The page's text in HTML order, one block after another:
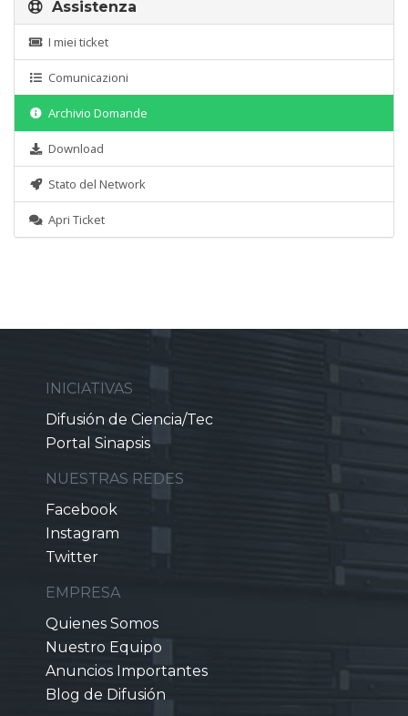
Assistenza
I miei ticket
Comunicazioni
Archivio Domande
Download
Stato del Network
Apri Ticket
INICIATIVAS
Difusión de Ciencia/Tec
Portal Sinapsis
NUESTRAS REDES
Facebook
Instagram
Twitter
EMPRESA
Quienes Somos
Nuestro Equipo
Anuncios Importantes
Blog de Difusión